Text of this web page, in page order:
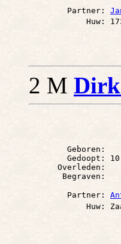
        Partner:
Huw:
2 M Dirk
        Geboren:
Gedoopt:
      Overleden:
        Partner:
Huw: